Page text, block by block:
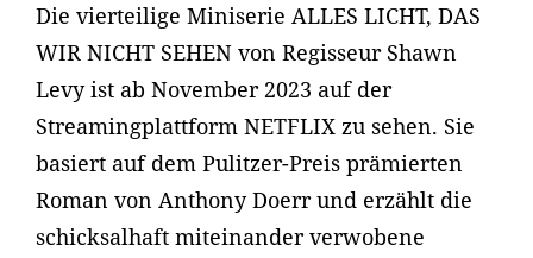
Die vierteilige Miniserie ALLES LICHT, DAS
WIR NICHT SEHEN von Regisseur Shawn
Levy ist ab November 2023 auf der
Streamingplattform NETFLIX zu sehen. Sie
basiert auf dem Pulitzer-Preis prämierten
Roman von Anthony Doerr und erzählt die
schicksalhaft miteinander verwobene